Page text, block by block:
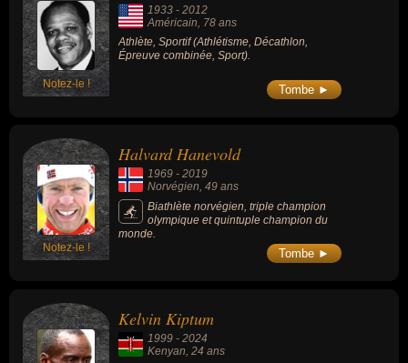
Notez-le !
1933 - 2012
Américain, 78 ans
Athlète, Sportif (Athlétisme, Décathlon,
Épreuve combinée, Sport).
Tombe ►
Notez-le !
Halvard Hanevold
1969 - 2019
Norvégien, 49 ans
Biathlète norvégien, triple champion
olympique et quintuple champion du
monde.
Tombe ►
Kelvin Kiptum
1999 - 2024
Kenyan, 24 ans